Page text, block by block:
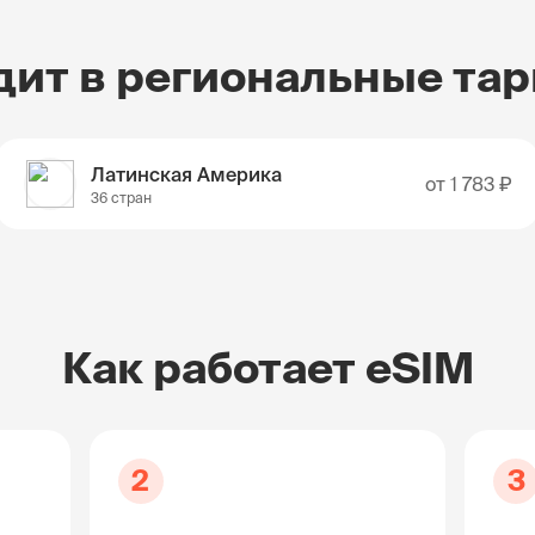
в региональные
Латинская Америка
36 стран
от 1 783 ₽
Как работает eSIM
2 3